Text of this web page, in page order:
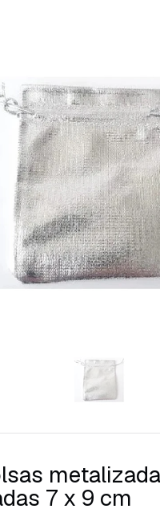
7 x 9 cm